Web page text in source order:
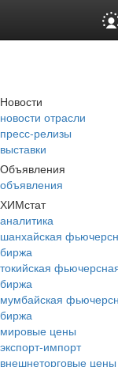
Новости
новости отрасли
пресс-релизы
выставки
Объявления
объявления
ХИМстат
аналитика
шанхайская
биржа
токийская
биржа
мумбайская
биржа
мировые цены
экспорт-импорт
внешнеторговые